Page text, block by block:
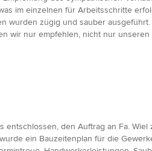
im einzelnen für Arbeitsschritte
wurden zügig und sauber
wir nur empfehlen, nicht nur
den Auftrag an Fa. Wiel
ein Bauzeitenplan für die